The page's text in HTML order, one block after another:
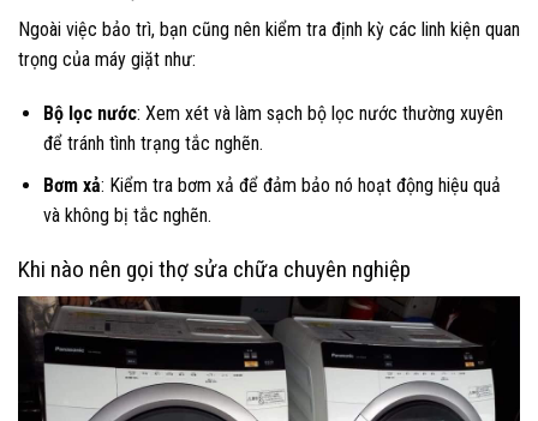
Ngoài việc bảo trì, bạn cũng nên kiểm tra định kỳ các linh kiện quan
trọng của máy giặt như:
Bộ lọc nước: Xem xét và làm sạch bộ lọc nước thường xuyên
để tránh tình trạng tắc nghẽn.
Bơm xả: Kiểm tra bơm xả để đảm bảo nó hoạt động hiệu quả
và không bị tắc nghẽn.
Khi nào nên gọi thợ sửa chữa chuyên nghiệp